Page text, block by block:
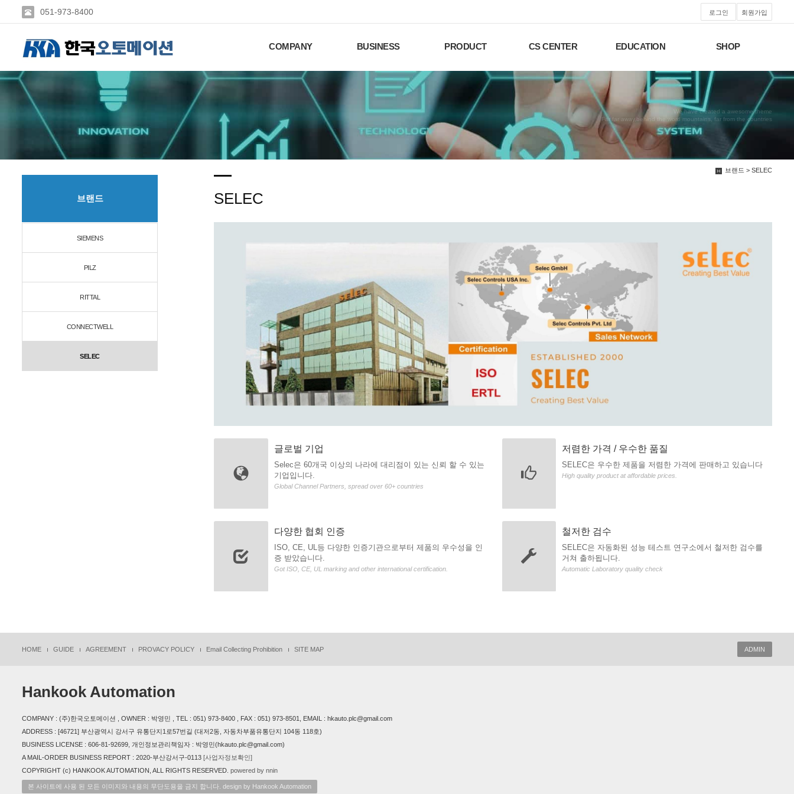
051-973-8400 로그인 회원가입
COMPANY BUSINESS PRODUCT CS CENTER EDUCATION SHOP
We have created a awesome theme
Far far away,behind the word mountains, far from the countries
브랜드 > SELEC
브랜드
SIEMENS
PILZ
RITTAL
CONNECTWELL
SELEC
SELEC
글로벌 기업
Selec은 60개국 이상의 나라에 대리점이 있는 신뢰 할 수 있는
기업입니다.
Global Channel Partners, spread over 60+ countries
다양한 협회 인증
ISO, CE, UL등 다양한 인증기관으로부터 제품의 우수성을 인
증 받았습니다.
Got ISO, CE, UL marking and other international certification.
저렴한 가격 / 우수한 품질
SELEC은 우수한 제품을 저렴한 가격에 판매하고 있습니다
High quality product at affordable prices.
철저한 검수
SELEC은 자동화된 성능 테스트 연구소에서 철저한 검수를
거쳐 출하됩니다.
Automatic Laboratory quality check
HOME GUIDE AGREEMENT PROVACY POLICY Email Collecting Prohibition SITE MAP ADMIN
Hankook Automation
COMPANY : (주)한국오토메이션 , OWNER : 박영민 , TEL : 051) 973-8400 , FAX : 051) 973-8501, EMAIL : hkauto.plc@gmail.com
ADDRESS : [46721] 부산광역시 강서구 유통단지1로57번길 (대저2동, 자동차부품유통단지 104동 118호)
BUSINESS LICENSE : 606-81-92699, 개인정보관리책임자 : 박영민(hkauto.plc@gmail.com)
A MAIL-ORDER BUSINESS REPORT : 2020-부산강서구-0113 [사업자정보확인]
COPYRIGHT (c) HANKOOK AUTOMATION, ALL RIGHTS RESERVED. powered by nnin
본 사이트에 사용 된 모든 이미지와 내용의 무단도용을 금지 합니다. design by Hankook Automation